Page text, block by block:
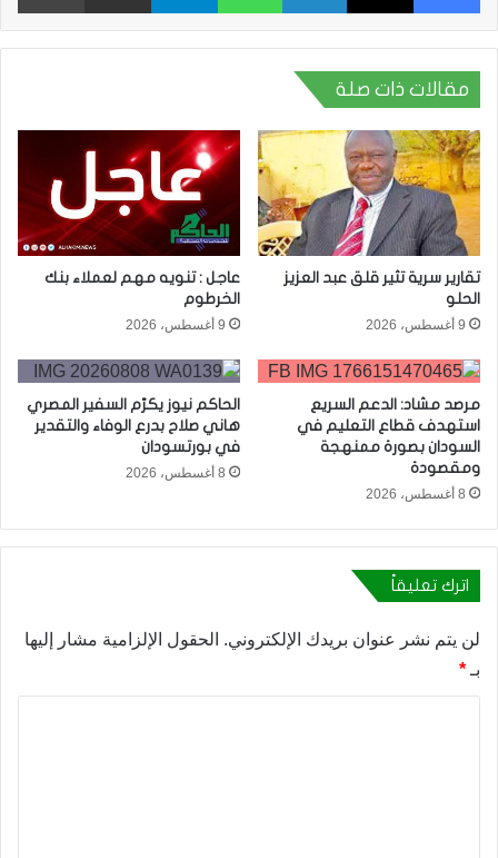
مقالات ذات صلة
تقارير سرية تثير قلق عبد العزيز
الحلو
9 أغسطس، 2026
عاجل : تنويه مهم لعملاء بنك
الخرطوم
9 أغسطس، 2026
مرصد مشاد: الدعم السريع
استهدف قطاع التعليم في
السودان بصورة ممنهجة
ومقصودة
8 أغسطس، 2026
الحاكم نيوز يكرّم السفير المصري
هاني صلاح بدرع الوفاء والتقدير
في بورتسودان
8 أغسطس، 2026
اترك تعليقاً
لن يتم نشر عنوان بريدك الإلكتروني. الحقول الإلزامية مشار إليها
بـ *